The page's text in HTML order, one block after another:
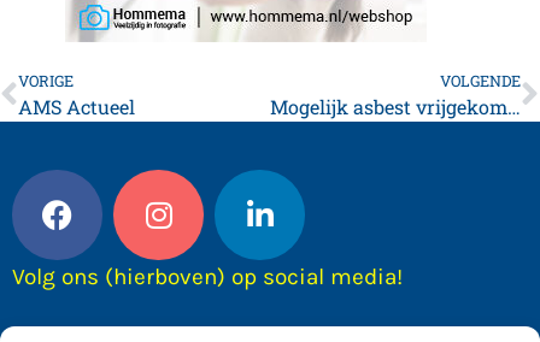
VORIGE
AMS Actueel
VOLGENDE
Mogelijk asbest vrijgekomen bij schuurbrand
Volg ons (hierboven) op social media!